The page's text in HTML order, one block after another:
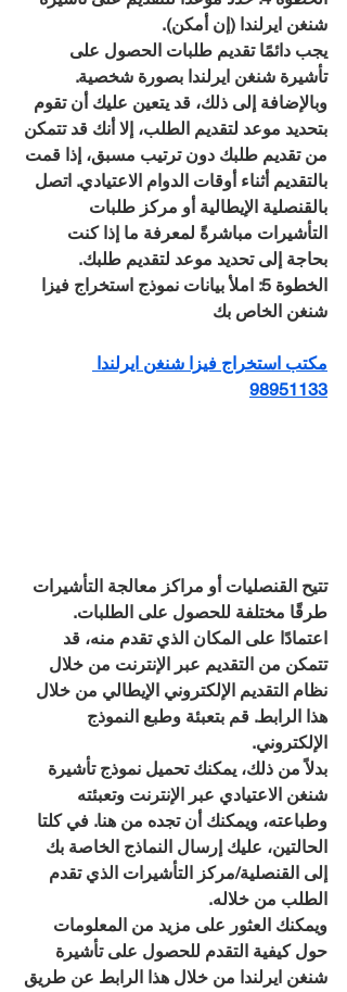
شنغن ايرلندا (إن أمكن).
يجب دائمًا تقديم طلبات الحصول على
تأشيرة شنغن ايرلندا بصورة شخصية.
وبالإضافة إلى ذلك، قد يتعين عليك أن تقوم
بتحديد موعد لتقديم الطلب، إلا أنك قد تتمكن
من تقديم طلبك دون ترتيب مسبق، إذا قمت
بالتقديم أثناء أوقات الدوام الاعتيادي. اتصل
بالقنصلية الإيطالية أو مركز طلبات
التأشيرات مباشرةً لمعرفة ما إذا كنت
بحاجة إلى تحديد موعد لتقديم طلبك.
الخطوة 5: املأ بيانات نموذج استخراج فيزا
شنغن الخاص بك
مكتب استخراج فيزا شنغن ايرلندا
98951133
تتيح القنصليات أو مراكز معالجة التأشيرات
طرقًا مختلفة للحصول على الطلبات.
اعتمادًا على المكان الذي تقدم منه، قد
تتمكن من التقديم عبر الإنترنت من خلال
نظام التقديم الإلكتروني الإيطالي من خلال
هذا الرابط. قم بتعبئة وطبع النموذج
الإلكتروني.
بدلاً من ذلك، يمكنك تحميل نموذج تأشيرة
شنغن الاعتيادي عبر الإنترنت وتعبئته
وطباعته، ويمكنك أن تجده من هنا. في كلتا
الحالتين، عليك إرسال النماذج الخاصة بك
إلى القنصلية/مركز التأشيرات الذي تقدم
الطلب من خلاله.
ويمكنك العثور على مزيد من المعلومات
حول كيفية التقدم للحصول على تأشيرة
شنغن ايرلندا من خلال هذا الرابط عن طريق